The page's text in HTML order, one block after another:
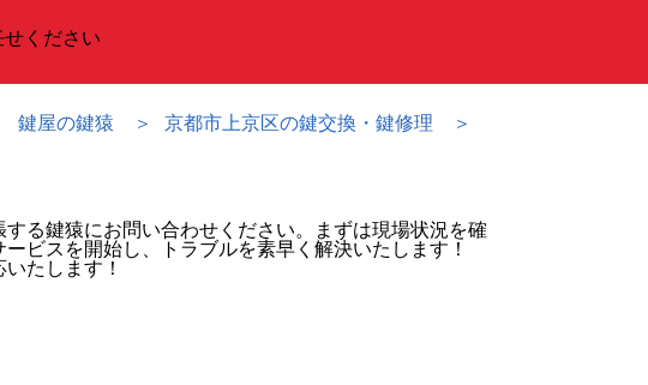
鍵屋の鍵猿 京都市上京区の鍵交換・鍵修理
る鍵猿にお問い合わせください。まずは現場状況を確
ビスを開始し、トラブルを素早く解決いたします！
たします！